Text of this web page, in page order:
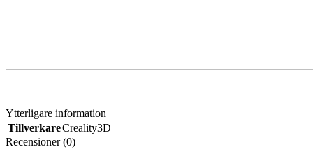
Ytterligare information
TillverkareCreality3D
Recensioner (0)